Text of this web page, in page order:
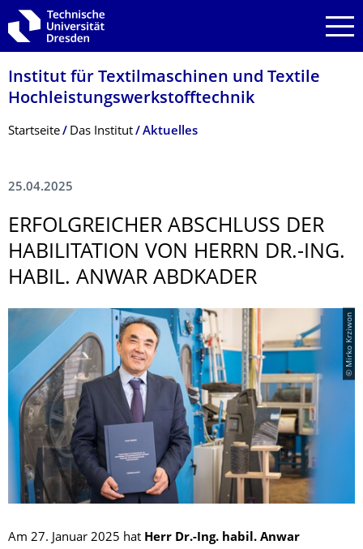
Zur Hauptnavigation springen
Zur Suche springen
Zum Inhalt springen
Institut für Textilmaschinen und Textile
Hochleistungswerk­stofftechnik
Breadcrumb-Menü
Startseite Das Institut Aktuelles
25.04.2025
ERFOLGREICHER ABSCHLUSS DER
HABILITATION VON HERRN DR.-ING.
HABIL. ANWAR ABDKADER
© Mirko Krziwon
Am 27. Januar 2025 hat Herr Dr.-Ing. habil. Anwar